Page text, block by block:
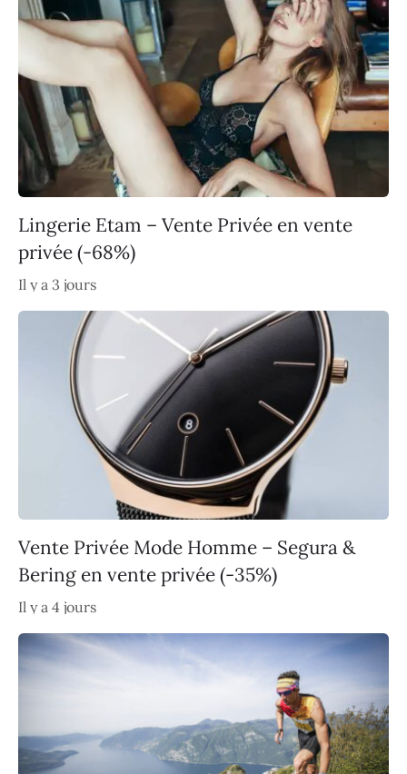
Lingerie Etam – Vente Privée en vente
privée (-68%)
Il y a 3 jours
Vente Privée Mode Homme – Segura &
Bering en vente privée (-35%)
Il y a 4 jours